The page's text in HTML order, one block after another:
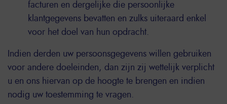
facturen en dergelijke die persoonlijke
klantgegevens bevatten en zulks uiteraard enkel
voor het doel van hun opdracht.
Indien derden uw persoonsgegevens willen gebruiken
voor andere doeleinden, dan zijn zij wettelijk verplicht
u en ons hiervan op de hoogte te brengen en indien
nodig uw toestemming te vragen.